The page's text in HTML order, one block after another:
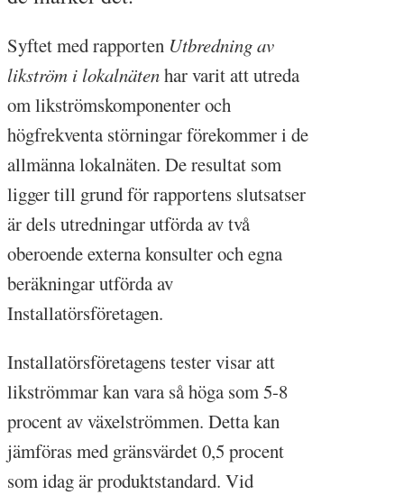
Syftet med rapporten Utbredning av
likström i lokalnätenhar varit att utreda
om likströmskomponenter och
högfrekventa störningar förekommer i de
allmänna lokalnäten. De resultat som
ligger till grund för rapportens slutsatser
är dels utredningar utförda av två
oberoende externa konsulter och egna
beräkningar utförda av
Installatörsföretagen.
Installatörsföretagens tester visar att
likströmmar kan vara så höga som 5-8
procent av växelströmmen. Detta kan
jämföras med gränsvärdet 0,5 procent
som idag är produktstandard. Vid